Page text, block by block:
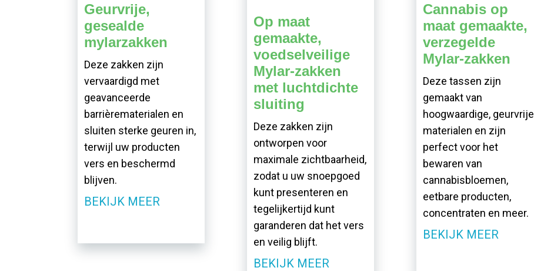
Geurvrije,
gesealde
mylarzakken
Deze zakken zijn
vervaardigd met
geavanceerde
barrièrematerialen en
sluiten sterke geuren in,
terwijl uw producten
vers en beschermd
blijven.
BEKIJK MEER
Op maat
gemaakte,
voedselveilige
Mylar-zakken
met luchtdichte
sluiting
Deze zakken zijn
ontworpen voor
maximale zichtbaarheid,
zodat u uw snoepgoed
kunt presenteren en
tegelijkertijd kunt
garanderen dat het vers
en veilig blijft.
BEKIJK MEER
Cannabis op
maat gemaakte,
verzegelde
Mylar-zakken
Deze tassen zijn
gemaakt van
hoogwaardige, geurvrije
materialen en zijn
perfect voor het
bewaren van
cannabisbloemen,
eetbare producten,
concentraten en meer.
BEKIJK MEER